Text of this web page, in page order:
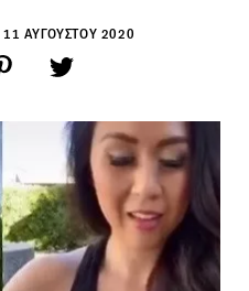
11 ΑΥΓΟΥΣΤΟΥ 2020